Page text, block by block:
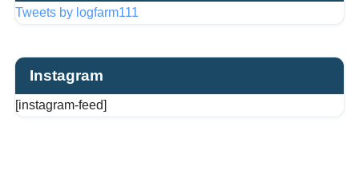
Tweets by logfarm111
Instagram
[instagram-feed]